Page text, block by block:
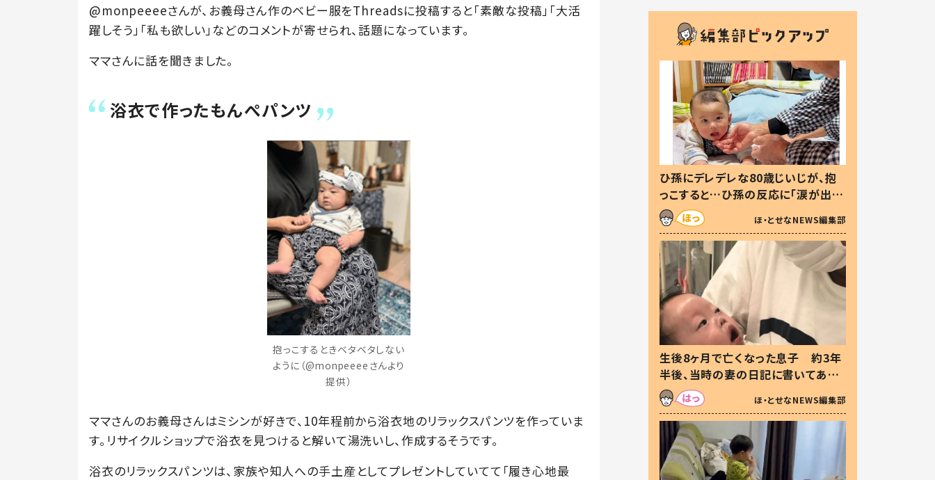
@monpeeeeさんが、お義母さん作のベビー服をThreadsに投稿すると「素敵な投稿」「大活
躍しそう」「私も欲しい」などのコメントが寄せられ、話題になっています。
ママさんに話を聞きました。
浴衣で作ったもんぺパンツ
抱っこするときベタベタしない
ように（@monpeeeeさんより
提供）
ママさんのお義母さんはミシンが好きで、10年程前から浴衣地のリラックスパンツを作っていま
す。リサイクルショップで浴衣を見つけると解いて湯洗いし、作成するそうです。
浴衣のリラックスパンツは、家族や知人への手土産としてプレゼントしていてて「履き心地最
ひ孫にデレデレな80歳じいじが、抱
っこすると…ひ孫の反応に「涙が出ま
した」「可愛くて仕方ない」
ほ・とせなNEWS編集部
生後8ヶ月で亡くなった息子 約3年
半後、当時の妻の日記に書いてあっ
た本音とは
ほ・とせなNEWS編集部